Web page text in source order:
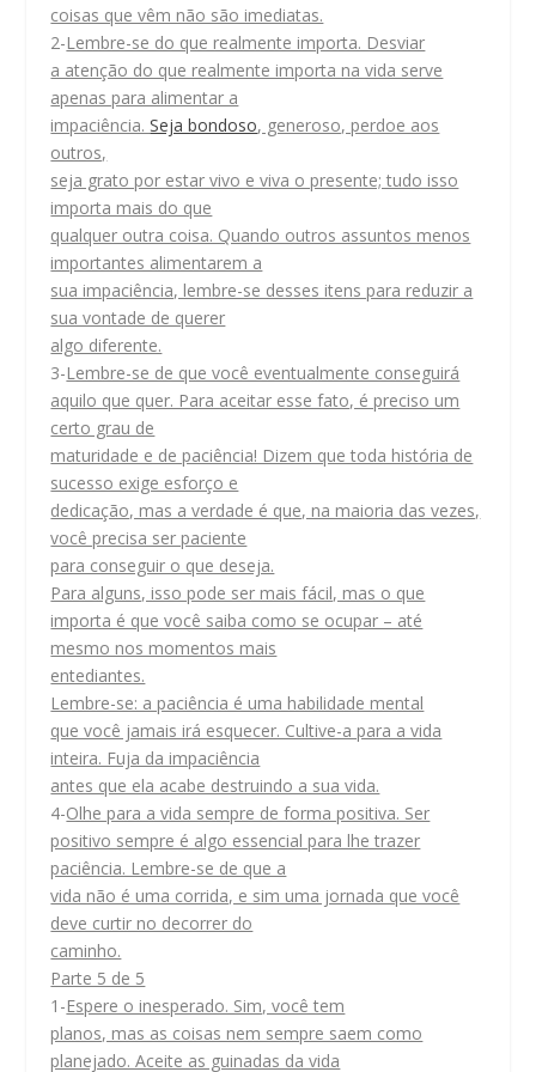
coisas que vêm não são imediatas.
2-Lembre-se do que realmente importa. Desviar
a atenção do que realmente importa na vida serve
apenas para alimentar a
impaciência.Seja bondoso, generoso, perdoe aos
outros,
seja grato por estar vivo e viva o presente; tudo isso
importa mais do que
qualquer outra coisa. Quando outros assuntos menos
importantes alimentarem a
sua impaciência, lembre-se desses itens para reduzir a
sua vontade de querer
algo diferente.
3-Lembre-se de que você eventualmente conseguirá
aquilo que quer. Para aceitar esse fato, é preciso um
certo grau de
maturidade e de paciência! Dizem que toda história de
sucesso exige esforço e
dedicação, mas a verdade é que, na maioria das vezes,
você precisa ser paciente
para conseguir o que deseja.
Para alguns, isso pode ser mais fácil, mas o que
importa é que você saiba como se ocupar – até
mesmo nos momentos mais
entediantes.
Lembre-se: a paciência é uma habilidade mental
que você jamais irá esquecer. Cultive-a para a vida
inteira. Fuja da impaciência
antes que ela acabe destruindo a sua vida.
4-Olhe para a vida sempre de forma positiva. Ser
positivo sempre é algo essencial para lhe trazer
paciência. Lembre-se de que a
vida não é uma corrida, e sim uma jornada que você
deve curtir no decorrer do
caminho.
Parte 5 de 5
1-Espere o inesperado. Sim, você tem
planos, mas as coisas nem sempre saem como
planejado. Aceite as guinadas da vida